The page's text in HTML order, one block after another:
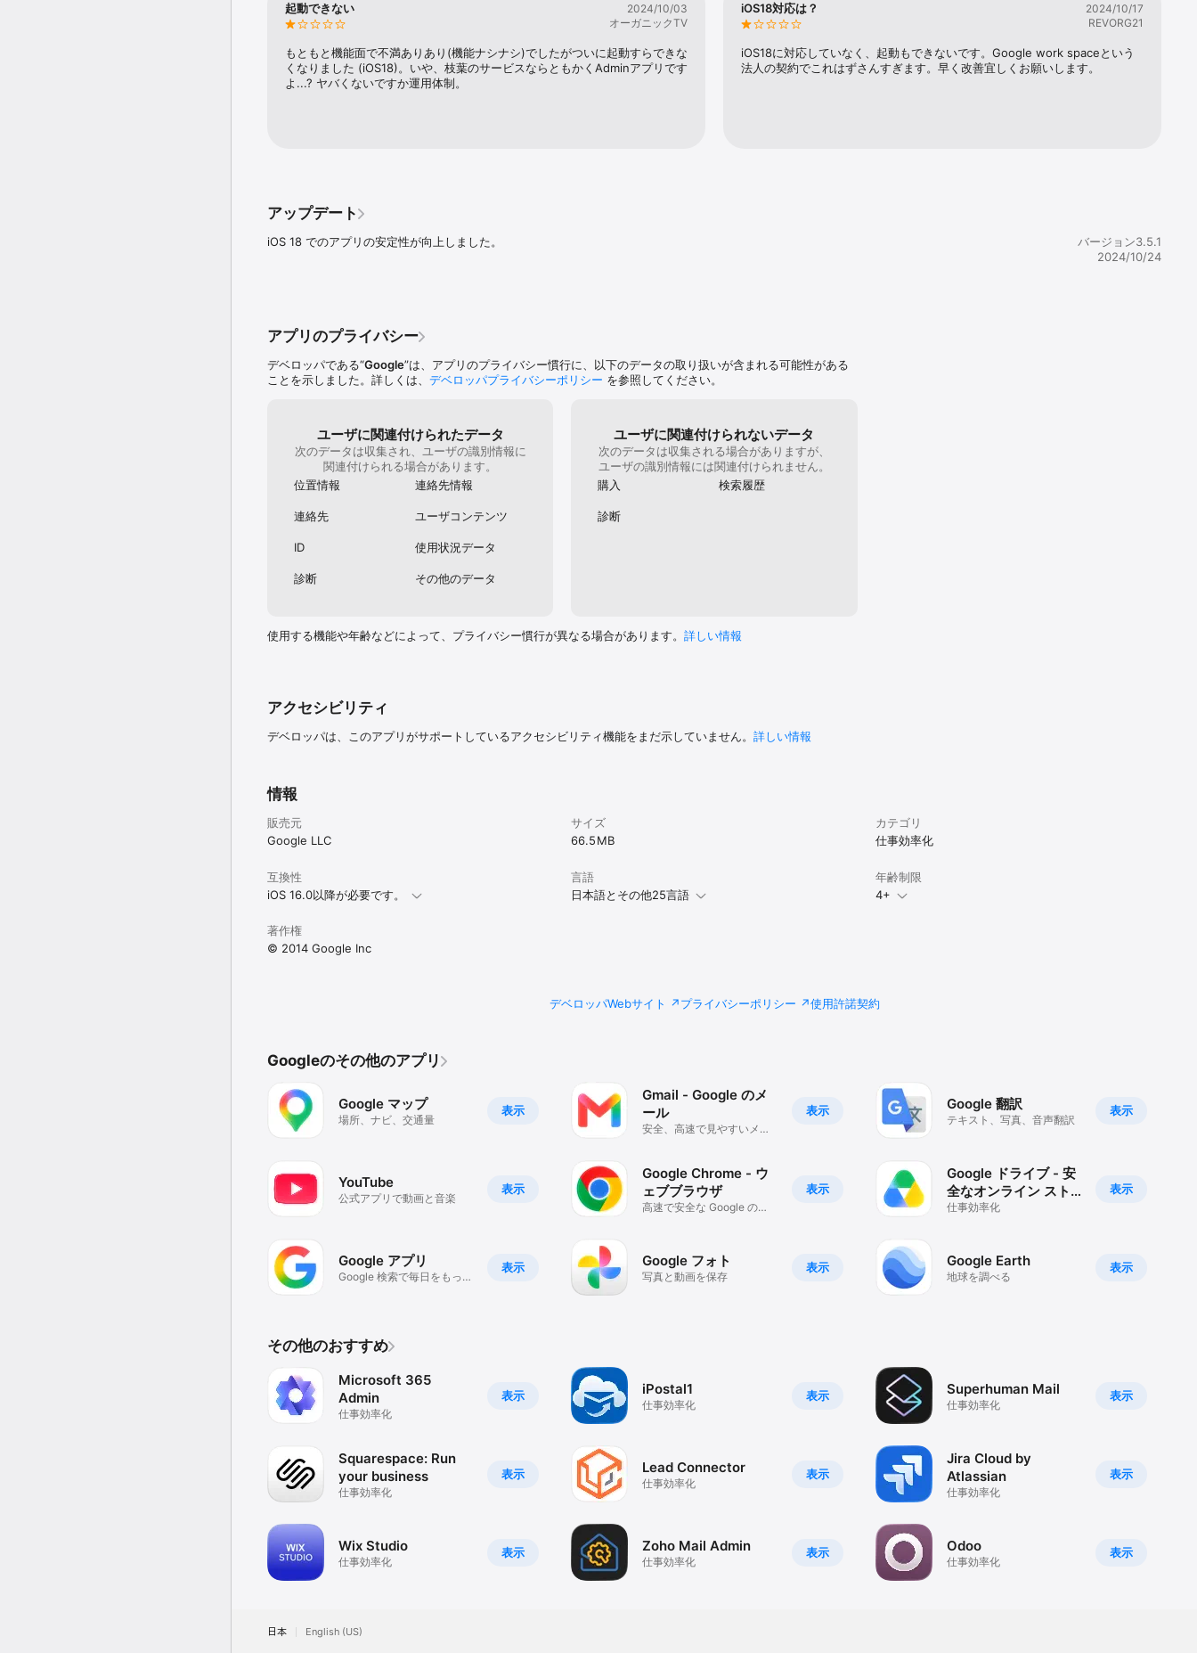
起動できない
2024/10/03
オーガニックTV
もともと機能面で不満ありあり(機能ナシナシ)でしたがついに起動すらできな
くなりました (iOS18)。いや、枝葉のサービスならともかくAdminアプリです
よ...? ヤバくないですか運用体制。
iOS18対応は？
2024/10/17
REVORG21
iOS18に対応していなく、起動もできないです。Google work spaceという
法人の契約でこれはずさんすぎます。早く改善宜しくお願いします。
アップデート
iOS 18 でのアプリの安定性が向上しました。
バージョン3.5.1
2024/10/24
アプリのプライバシー
デベロッパである“Google”は、アプリのプライバシー慣行に、以下のデータの取り扱いが含まれる可能性がある
ことを示しました。詳しくは、 デベロッパプライバシーポリシー を参照してください。
ユーザに関連付けられたデータ
次のデータは収集され、ユーザの識別情報に
関連付けられる場合があります。
位置情報
連絡先情報
連絡先 ユーザコンテンツ
ID 使用状況データ
診断 その他のデータ
ユーザに関連付けられないデータ
次のデータは収集される場合がありますが、
ユーザの識別情報には関連付けられません。
購入
検索履歴
診断
使用する機能や年齢などによって、プライバシー慣行が異なる場合があります。 詳しい情報
アクセシビリティ
デベロッパは、このアプリがサポートしているアクセシビリティ機能をまだ示していません。 詳しい情報
情報
販売元
Google LLC
サイズ
66.5 MB
カテゴリ
仕事効率化
互換性
iOS 16.0以降が必要です。
言語
日本語とその他25言語
年齢制限
4+
著作権
© 2014 Google Inc
デベロッパWebサイト プライバシーポリシー 使用許諾契約
Googleのその他のアプリ
表示
Google マップ
場所、ナビ、交通量
表示
YouTube
公式アプリで動画と音楽
表示
Google アプリ
Google 検索で毎日をもっと
表示
Gmail - Google のメ
ール
安全、高速で見やすいメー
表示
Google Chrome - ウ
ェブブラウザ
高速で安全な Google のブ
表示
Google フォト
写真と動画を保存
表示
Google 翻訳
テキスト、写真、音声翻訳
表示
Google ドライブ - 安
全なオンライン スト
レージ
仕事効率化
表示
Google Earth
地球を調べる
その他のおすすめ
表示
Microsoft 365
Admin
仕事効率化
表示
Squarespace: Run
your business
仕事効率化
表示
Wix Studio
仕事効率化
表示
iPostal1
仕事効率化
表示
Lead Connector
仕事効率化
表示
Zoho Mail Admin
仕事効率化
表示
Superhuman Mail
仕事効率化
表示
Jira Cloud by
Atlassian
仕事効率化
表示
Odoo
仕事効率化
日本 English (US)